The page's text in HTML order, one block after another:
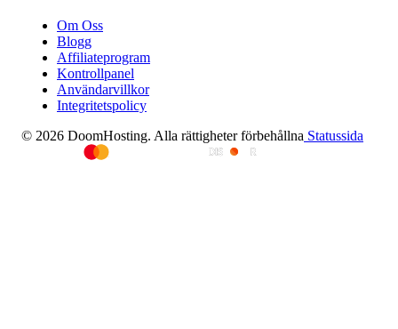
Om Oss
Blogg
Affiliateprogram
Kontrollpanel
Användarvillkor
Integritetspolicy
© 2026 DoomHosting. Alla rättigheter förbehållna Statussida